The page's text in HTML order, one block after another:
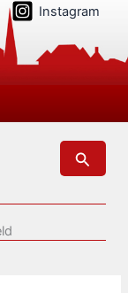
Instagram
Suchen